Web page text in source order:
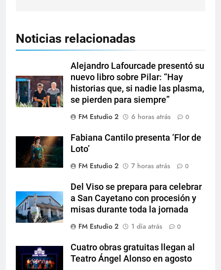
Noticias relacionadas
Alejandro Lafourcade presentó su
nuevo libro sobre Pilar: “Hay
historias que, si nadie las plasma,
se pierden para siempre”
FM Estudio 2
6 horas atrás 0
Fabiana Cantilo presenta ‘Flor de
Loto’
FM Estudio 2
7 horas atrás 0
Del Viso se prepara para celebrar
a San Cayetano con procesión y
misas durante toda la jornada
FM Estudio 2
1 día atrás 0
Cuatro obras gratuitas llegan al
Teatro Ángel Alonso en agosto